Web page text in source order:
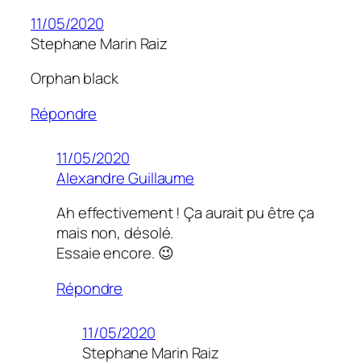
11/05/2020
Stephane Marin Raiz
Orphan black
Répondre
11/05/2020
Alexandre Guillaume
Ah effectivement ! Ça aurait pu être ça
mais non, désolé.
Essaie encore. 😉
Répondre
11/05/2020
Stephane Marin Raiz